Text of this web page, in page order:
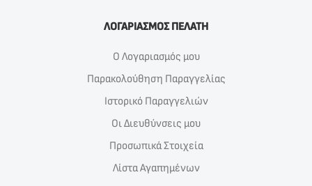
ΛΟΓΑΡΙΑΣΜΟΣ ΠΕΛΑΤΗ
Ο Λογαριασμός μου
Παρακολούθηση Παραγγελίας
Ιστορικό Παραγγελιών
Οι Διευθύνσεις μου
Προσωπικά Στοιχεία
Λίστα Αγαπημένων